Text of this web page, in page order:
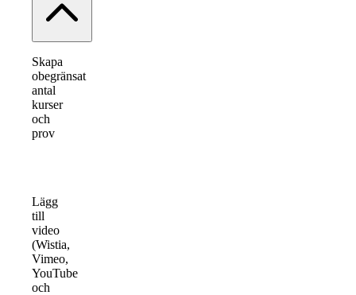
Skapa
obegränsat
antal
kurser
och
prov
Lägg
till
video
(Wistia,
Vimeo,
YouTube
och